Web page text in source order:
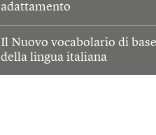
adattamento
Il Nuovo vocabolario di base
della lingua italiana